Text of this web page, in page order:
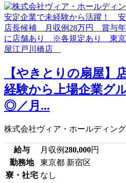
【やきとりの扇屋】
経験から上場企業グ
◎／月...
株式会社ヴィア・ホールディン
給与 月収例280,000円
勤務地
東京都 新宿区
寮・社宅 なし